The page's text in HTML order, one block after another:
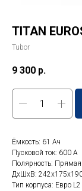
TITAN
Tubor
9 300 р.
Ёмкость: 61 Ач
Пусковой ток: 600 A
Полярность:
ДxШxВ:
Тип корпуса: Евро L2